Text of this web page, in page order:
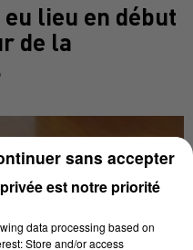
lieu en début
de la
est notre priorité
data processing based on
Store and/or access
sans accepter